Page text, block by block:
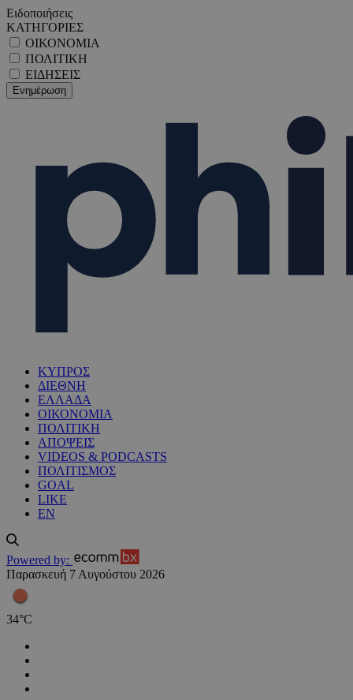
Ειδοποιήσεις
ΚΑΤΗΓΟΡΙΕΣ
ΟΙΚΟΝΟΜΙΑ
ΠΟΛΙΤΙΚΗ
ΕΙΔΗΣΕΙΣ
ΚΥΠΡΟΣ
ΔΙΕΘΝΗ
ΕΛΛΑΔΑ
ΟΙΚΟΝΟΜΙΑ
ΠΟΛΙΤΙΚΗ
ΑΠΟΨΕΙΣ
VIDEOS & PODCASTS
ΠΟΛΙΤΙΣΜΟΣ
GOAL
LIKE
EN
Powered by:
Παρασκευή 7 Αυγούστου 2026
34°C